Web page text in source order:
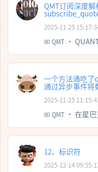
QMT订阅深度
2025-11-25
QMT ·
一个方法通吃
通过异步事件将
2025-11-25
QMT · 在星
12、标识符
2025-12-14